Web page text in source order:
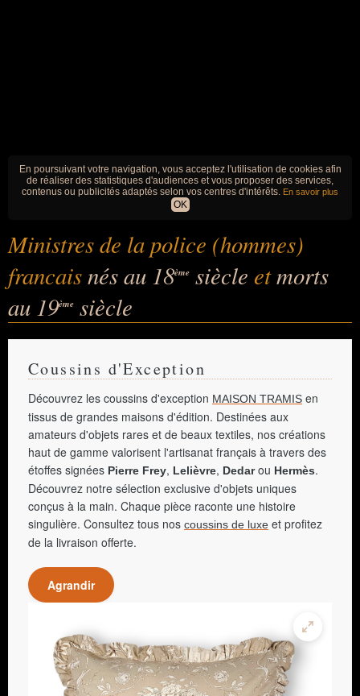
En poursuivant votre navigation, vous acceptez l'utilisation de cookies afin
de réaliser des statistiques d'audiences et vous proposer des services,
contenus ou publicités adaptés selon vos centres d'intérêts. En savoir plus
OK
Ministres de la police (hommes)
francaisnés au 18ème siècle etmorts
au 19ème siècle
Coussins d'Exception
Découvrez les coussins d'exception MAISON TRAMIS en
tissus de grandes maisons d'édition. Destinées aux
amateurs d'objets rares et de beaux textiles, nos créations
haut de gamme valorisent l'artisanat français à travers des
étoffes signées Pierre Frey, Lelièvre, Dedarou Hermès.
Découvrez notre sélection exclusive d'objets uniques
conçus à la main. Chaque pièce raconte une histoire
singulière. Consultez tous nos coussins de luxe et profitez
de la livraison offerte.
Agrandir